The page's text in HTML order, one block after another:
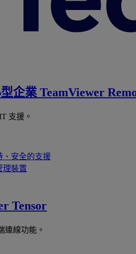
企業 TeamViewer
支援。
、安全的支援
理裝置
Tensor
連線功能。